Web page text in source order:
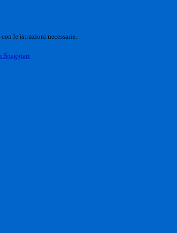
le istruzioni necessarie.
Spaggiari